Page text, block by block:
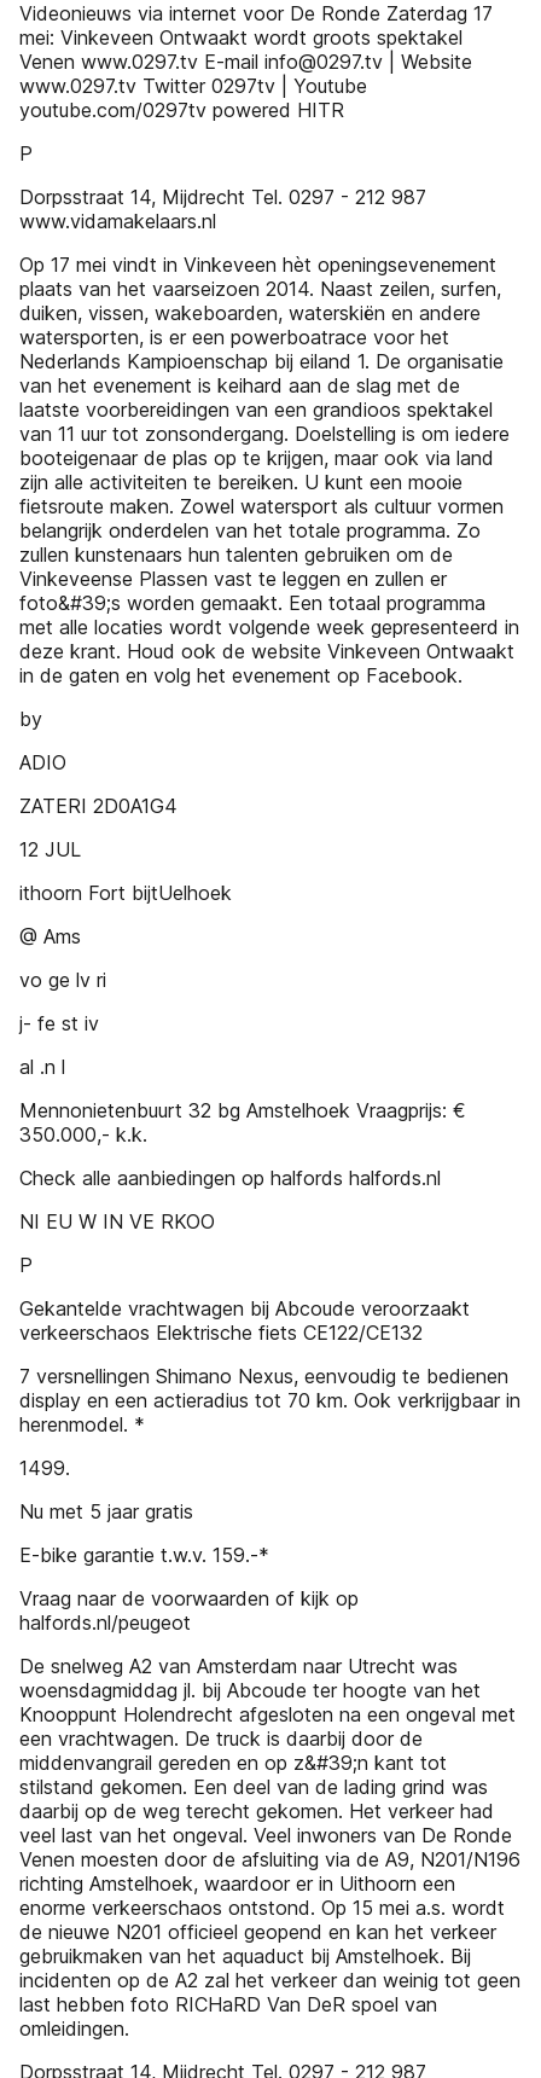
Videonieuws via internet voor De Ronde Zaterdag 17
mei: Vinkeveen Ontwaakt wordt groots spektakel
Venen www.0297.tv E-mail info@0297.tv | Website
www.0297.tv Twitter 0297tv | Youtube
youtube.com/0297tv powered HITR
P
Dorpsstraat 14, Mijdrecht Tel. 0297 - 212 987
www.vidamakelaars.nl
Op 17 mei vindt in Vinkeveen hèt openingsevenement
plaats van het vaarseizoen 2014. Naast zeilen, surfen,
duiken, vissen, wakeboarden, waterskiën en andere
watersporten, is er een powerboatrace voor het
Nederlands Kampioenschap bij eiland 1. De organisatie
van het evenement is keihard aan de slag met de
laatste voorbereidingen van een grandioos spektakel
van 11 uur tot zonsondergang. Doelstelling is om iedere
booteigenaar de plas op te krijgen, maar ook via land
zijn alle activiteiten te bereiken. U kunt een mooie
fietsroute maken. Zowel watersport als cultuur vormen
belangrijk onderdelen van het totale programma. Zo
zullen kunstenaars hun talenten gebruiken om de
Vinkeveense Plassen vast te leggen en zullen er
foto&#39;s worden gemaakt. Een totaal programma
met alle locaties wordt volgende week gepresenteerd in
deze krant. Houd ook de website Vinkeveen Ontwaakt
in de gaten en volg het evenement op Facebook.
by
ADIO
ZATERI 2D0A1G4
12 JUL
ithoorn Fort bijtUelhoek
@ Ams
vo ge lv ri
j- fe st iv
al .n l
Mennonietenbuurt 32 bg Amstelhoek Vraagprijs: €
350.000,- k.k.
Check alle aanbiedingen op halfords halfords.nl
NI EU W IN VE RKOO
P
Gekantelde vrachtwagen bij Abcoude veroorzaakt
verkeerschaos Elektrische fiets CE122/CE132
7 versnellingen Shimano Nexus, eenvoudig te bedienen
display en een actieradius tot 70 km. Ook verkrijgbaar in
herenmodel. *
1499.
Nu met 5 jaar gratis
E-bike garantie t.w.v. 159.-*
Vraag naar de voorwaarden of kijk op
halfords.nl/peugeot
De snelweg A2 van Amsterdam naar Utrecht was
woensdagmiddag jl. bij Abcoude ter hoogte van het
Knooppunt Holendrecht afgesloten na een ongeval met
een vrachtwagen. De truck is daarbij door de
middenvangrail gereden en op z&#39;n kant tot
stilstand gekomen. Een deel van de lading grind was
daarbij op de weg terecht gekomen. Het verkeer had
veel last van het ongeval. Veel inwoners van De Ronde
Venen moesten door de afsluiting via de A9, N201/N196
richting Amstelhoek, waardoor er in Uithoorn een
enorme verkeerschaos ontstond. Op 15 mei a.s. wordt
de nieuwe N201 officieel geopend en kan het verkeer
gebruikmaken van het aquaduct bij Amstelhoek. Bij
incidenten op de A2 zal het verkeer dan weinig tot geen
last hebben foto RICHaRD Van DeR spoel van
omleidingen.
Dorpsstraat 14, Mijdrecht Tel. 0297 - 212 987